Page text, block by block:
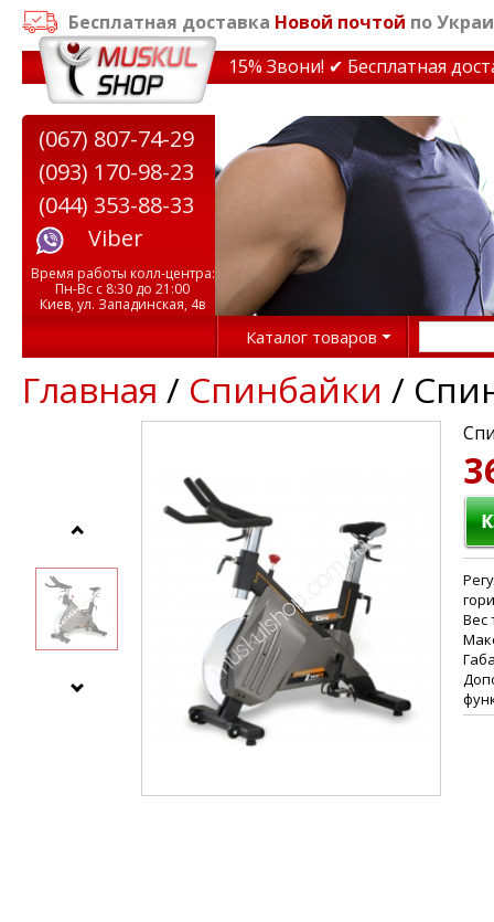
Бесплатная доставка Новой почтой по
на тренажеры до 15% Звони! ✔ Бесплатная
(067) 807-74-29
(093) 170-98-23
(044) 353-88-33
Viber
Время работы колл-центра:
Пн-Вс с 8:30 до 21:00
Киев, ул. Западинская, 4в
Каталог товаров
Главная / Спинбайки /
Вес